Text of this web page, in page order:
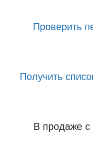
Проверить
Получить
В продаже с